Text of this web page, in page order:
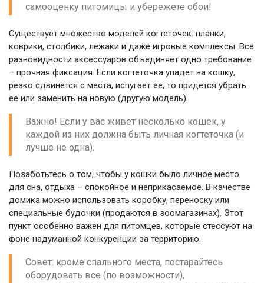
самооценку питомицы и убережете обои!
Существует множество моделей когтеточек: планки,
коврики, столбики, лежаки и даже игровые комплексы. Все
разновидности аксессуаров объединяет одно требование
– прочная фиксация. Если когтеточка упадет на кошку,
резко сдвинется с места, испугает ее, то придется убрать
ее или заменить на новую (другую модель).
Важно! Если у вас живет несколько кошек, у
каждой из них должна быть личная когтеточка (и
лучше не одна).
Позаботьтесь о том, чтобы у кошки было личное место
для сна, отдыха – спокойное и неприкасаемое. В качестве
домика можно использовать коробку, переноску или
специальные будочки (продаются в зоомагазинах). Этот
пункт особенно важен для питомцев, которые стессуют на
фоне надуманной конкуренции за территорию.
Совет: кроме спального места, постарайтесь
оборудовать все (по возможности),